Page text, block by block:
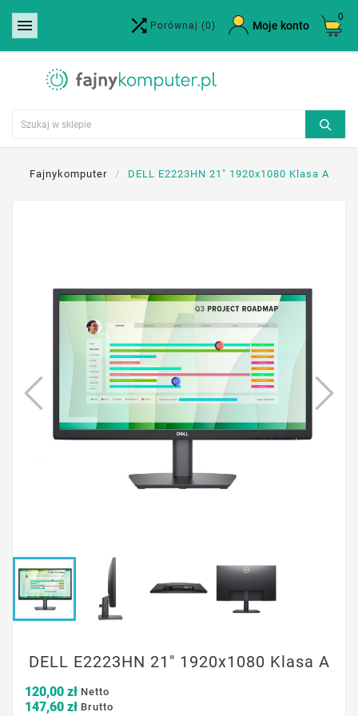
  Porównaj (0) Moje konto
0
Fajnykomputer DELL E2223HN 21" 1920x1080 Klasa A
DELL E2223HN 21" 1920x1080 Klasa A
120,00 zł Netto
147,60 zł Brutto
Utwórz listę życzeń ×
Nazwa listy życzeń
Anuluj Utwórz listę życzeń